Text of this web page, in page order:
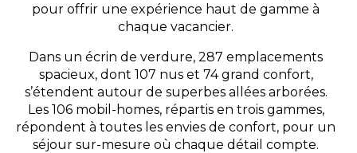
pour offrir une expérience haut de gamme à
chaque vacancier.
Dans un écrin de verdure, 287 emplacements
spacieux, dont 107 nus et 74 grand confort,
s’étendent autour de superbes allées arborées.
Les 106 mobil-homes, répartis en trois gammes,
répondent à toutes les envies de confort, pour un
séjour sur-mesure où chaque détail compte.